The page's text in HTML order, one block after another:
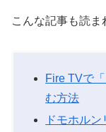
こんな記事も読ま
Fire TVで
む方法
ドモホル